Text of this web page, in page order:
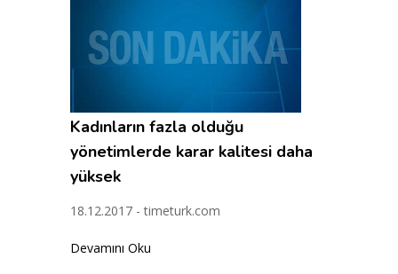
Kadınların fazla olduğu
yönetimlerde karar kalitesi daha
yüksek
18.12.2017 - timeturk.com
Devamını Oku